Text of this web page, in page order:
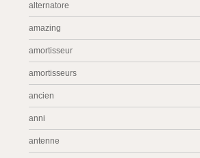
alternatore
amazing
amortisseur
amortisseurs
ancien
anni
antenne